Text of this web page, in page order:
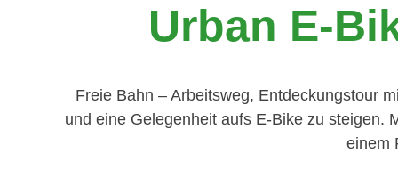
Urban E-
Freie Bahn – Arbeitsweg, Entdeckungstour
und eine Gelegenheit aufs E-Bike zu steigen.
einem